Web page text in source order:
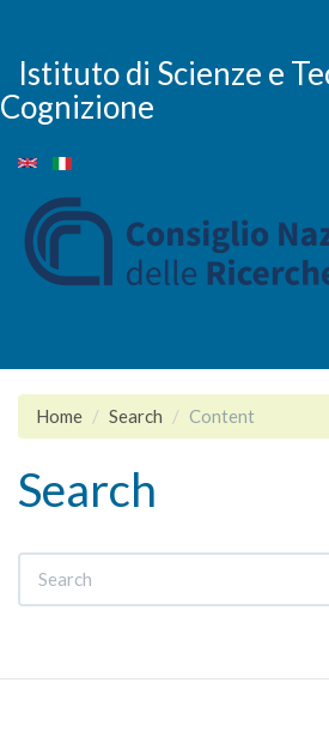
main
content
Istituto di Scienze e
Cognizione
Home Search Content
Search